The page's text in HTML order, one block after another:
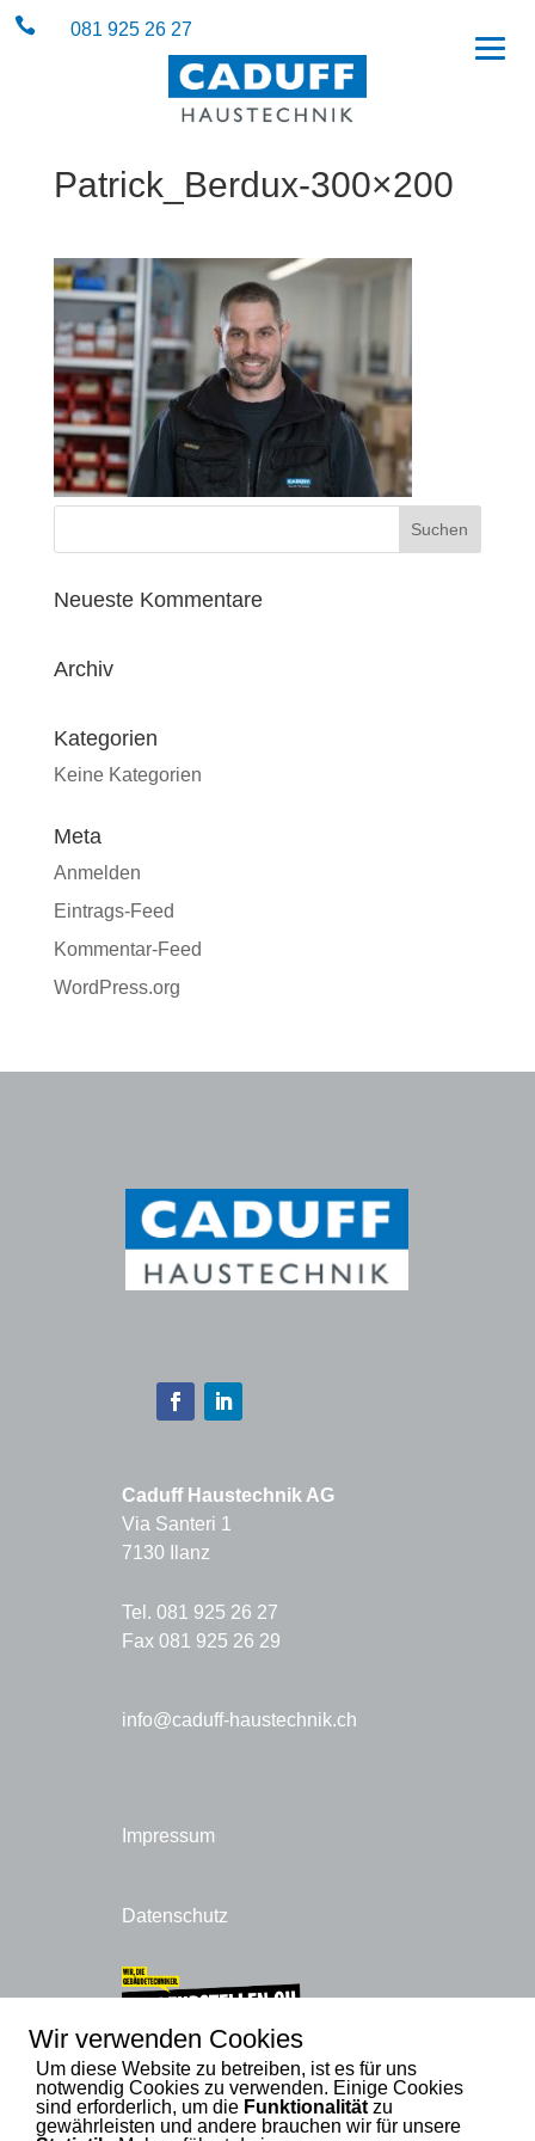
 081 925 26 27
Patrick_Berdux-300×200
Neueste Kommentare
Archiv
Kategorien
Keine Kategorien
Meta
Anmelden
Eintrags-Feed
Kommentar-Feed
WordPress.org
Caduff Haustechnik AG
Via Santeri 1
7130 Ilanz
Tel. 081 925 26 27
Fax 081 925 26 29
info@caduff-haustechnik.ch
Impressum
Datenschutz
Wir verwenden Cookies
Um diese Website zu betreiben, ist es für uns
notwendig Cookies zu verwenden. Einige Cookies
sind erforderlich, um die Funktionalität zu
gewährleisten und andere brauchen wir für unsere